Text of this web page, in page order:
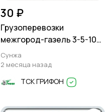
30 ₽
Грузоперевозки
межгород-газель 3-5-10
тонн
Сунжа
2 месяца назад
ТСК ГРИФОН